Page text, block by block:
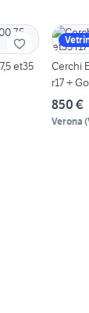
et35
Cerchi
r17 +
850 €
Verona (